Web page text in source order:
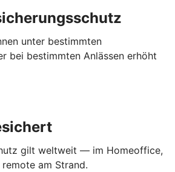
unter bestimmten
bei bestimmten Anlässen erhöht
gilt weltweit — im Homeoffice,
am Strand.